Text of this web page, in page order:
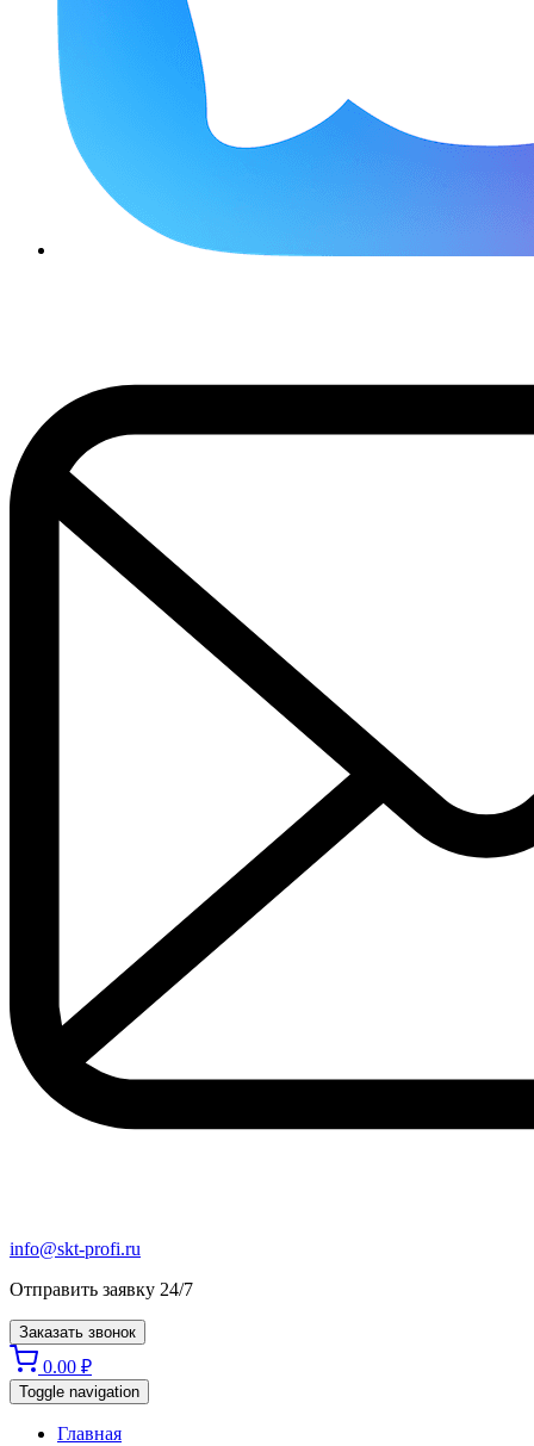
info@skt-profi.ru
Отправить заявку 24/7
Заказать звонок
0.00 ₽
Toggle navigation
Главная